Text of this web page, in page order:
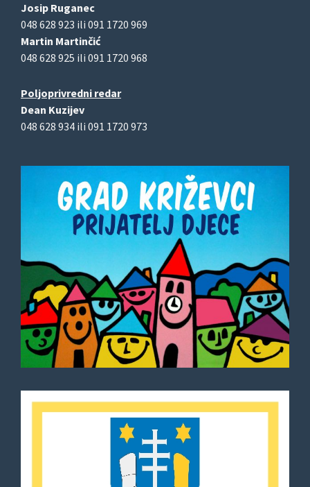
Josip Ruganec
048 628 923 ili 091 1720 969
Martin Martinčić
048 628 925 ili 091 1720 968
Poljoprivredni redar
Dean Kuzijev
048 628 934 ili 091 1720 973